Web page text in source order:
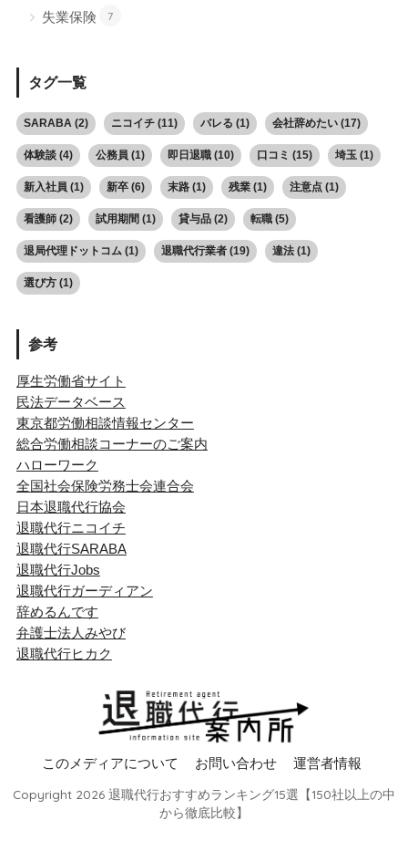
失業保険 7
タグ一覧
SARABA(2) ニコイチ(11) バレる (1) 会社辞めたい(17)
体験談(4) 公務員 (1) 即日退職(10) 口コミ (15) 埼玉(1)
新入社員 (1) 新卒(6) 末路(1) 残業(1) 注意点(1)
看護師(2) 試用期間 (1) 貸与品(2) 転職(5)
退局代理ドットコム(1) 退職代行業者(19) 違法(1)
選び方(1)
参考
厚生労働省サイト
民法データベース
東京都労働相談情報センター
総合労働相談コーナーのご案内
ハローワーク
全国社会保険労務士会連合会
日本退職代行協会
退職代行ニコイチ
退職代行SARABA
退職代行Jobs
退職代行ガーディアン
辞めるんです
弁護士法人みやび
退職代行ヒカク
このメディアについて お問い合わせ 運営者情報
Copyright 2026 退職代行おすすめランキング15選【150社以上の中
から徹底比較】